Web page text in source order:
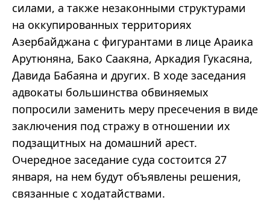
силами, а также незаконными структурами
на оккупированных территориях
Азербайджана с фигурантами в лице Араика
Арутюняна, Бако Саакяна, Аркадия Гукасяна,
Давида Бабаяна и других. В ходе заседания
адвокаты большинства обвиняемых
попросили заменить меру пресечения в виде
заключения под стражу в отношении их
подзащитных на домашний арест.
Очередное заседание суда состоится 27
января, на нем будут объявлены решения,
связанные с ходатайствами.